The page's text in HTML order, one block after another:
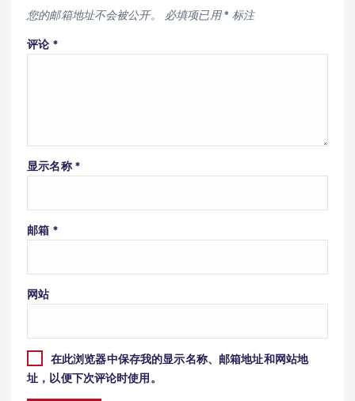
您的邮箱地址不会被公开。 必填项已用* 标注
评论 *
显示名称 *
邮箱 *
网站
在此浏览器中保存我的显示名称、邮箱地址和网站地
址，以便下次评论时使用。